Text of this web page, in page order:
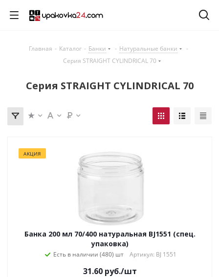
Главная - Каталог - Банки - Натуральные банки
-
Серия STRAIGHT CYLINDRICAL 70
Серия STRAIGHT CYLINDRICAL 70
АКЦИЯ
Банка 200 мл 70/400 натуральная BJ1551 (спец.
упаковка)
Есть в наличии (480) Артикул: BJ 1551
31.60 руб./шт